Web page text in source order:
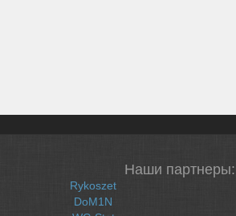
Наши партнеры:
Rykoszet
DoM1N